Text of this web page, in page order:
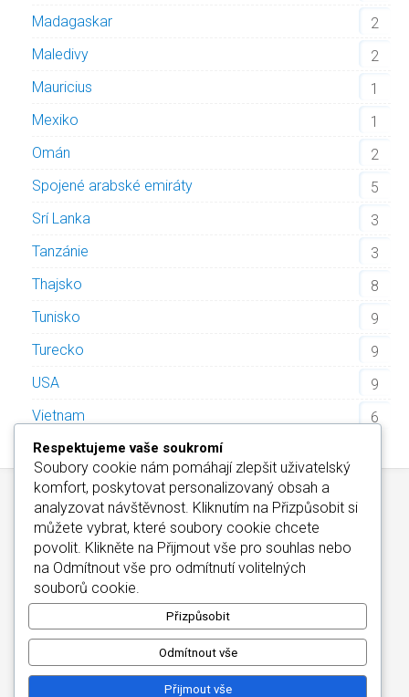
Madagaskar
2
Maledivy
2
Mauricius
1
Mexiko
1
Omán
2
Spojené arabské emiráty
5
Srí Lanka
3
Tanzánie
3
Thajsko
8
Tunisko
9
Turecko
9
USA
9
Vietnam
6
Kontakt/Informace o Cookies/Katalog Alfa-Elchron
Wellness Hotely Maďarsko
Copyright © 2026
Respektujeme vaše soukromí
Soubory cookie nám pomáhají zlepšit uživatelský
komfort, poskytovat personalizovaný obsah a
analyzovat návštěvnost. Kliknutím na Přizpůsobit si
můžete vybrat, které soubory cookie chcete
povolit. Klikněte na Přijmout vše pro souhlas nebo
na Odmítnout vše pro odmítnutí volitelných
souborů cookie.
Přizpůsobit
Odmítnout vše
Přijmout vše